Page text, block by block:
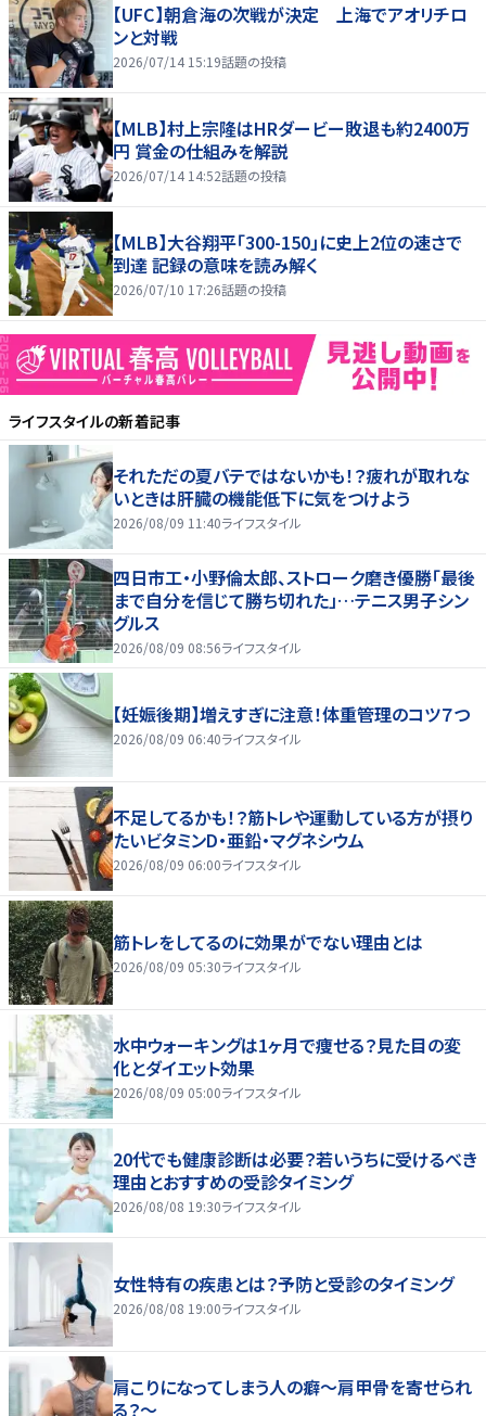
【UFC】朝倉海の次戦が決定 上海でアオリチロ
ンと対戦
2026/07/14 15:19話題の投稿
【MLB】村上宗隆はHRダービー敗退も約2400万
円 賞金の仕組みを解説
2026/07/14 14:52話題の投稿
【MLB】大谷翔平「300-150」に史上2位の速さで
到達 記録の意味を読み解く
2026/07/10 17:26話題の投稿
ライフスタイルの新着記事
それただの夏バテではないかも！？疲れが取れな
いときは肝臓の機能低下に気をつけよう
2026/08/09 11:40ライフスタイル
四日市工・小野倫太郎、ストローク磨き優勝「最後
まで自分を信じて勝ち切れた」…テニス男子シン
グルス
2026/08/09 08:56ライフスタイル
【妊娠後期】増えすぎに注意！体重管理のコツ７つ
2026/08/09 06:40ライフスタイル
不足してるかも！？筋トレや運動している方が摂り
たいビタミンD・亜鉛・マグネシウム
2026/08/09 06:00ライフスタイル
筋トレをしてるのに効果がでない理由とは
2026/08/09 05:30ライフスタイル
水中ウォーキングは1ヶ月で痩せる？見た目の変
化とダイエット効果
2026/08/09 05:00ライフスタイル
20代でも健康診断は必要？若いうちに受けるべき
理由とおすすめの受診タイミング
2026/08/08 19:30ライフスタイル
女性特有の疾患とは？予防と受診のタイミング
2026/08/08 19:00ライフスタイル
肩こりになってしまう人の癖～肩甲骨を寄せられ
る？～